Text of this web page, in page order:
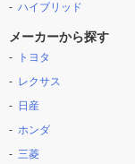
ハイブリッド
メーカーから探す
トヨタ
レクサス
日産
ホンダ
三菱